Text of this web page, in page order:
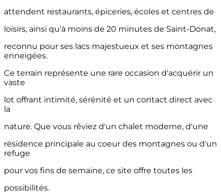
attendent restaurants, épiceries, écoles et centres de
loisirs, ainsi qu'à moins de 20 minutes de Saint-Donat,
reconnu pour ses lacs majestueux et ses montagnes
enneigées.
Ce terrain représente une rare occasion d'acquérir un
vaste
lot offrant intimité, sérénité et un contact direct avec
la
nature. Que vous rêviez d'un chalet moderne, d'une
résidence principale au coeur des montagnes ou d'un
refuge
pour vos fins de semaine, ce site offre toutes les
possibilités.